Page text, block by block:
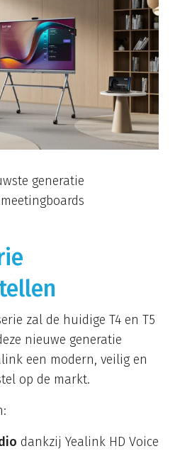
generatie
zal de huidige T4 en T5
nieuwe generatie
een modern, veilig en
op de markt.
dankzij Yealink HD Voice